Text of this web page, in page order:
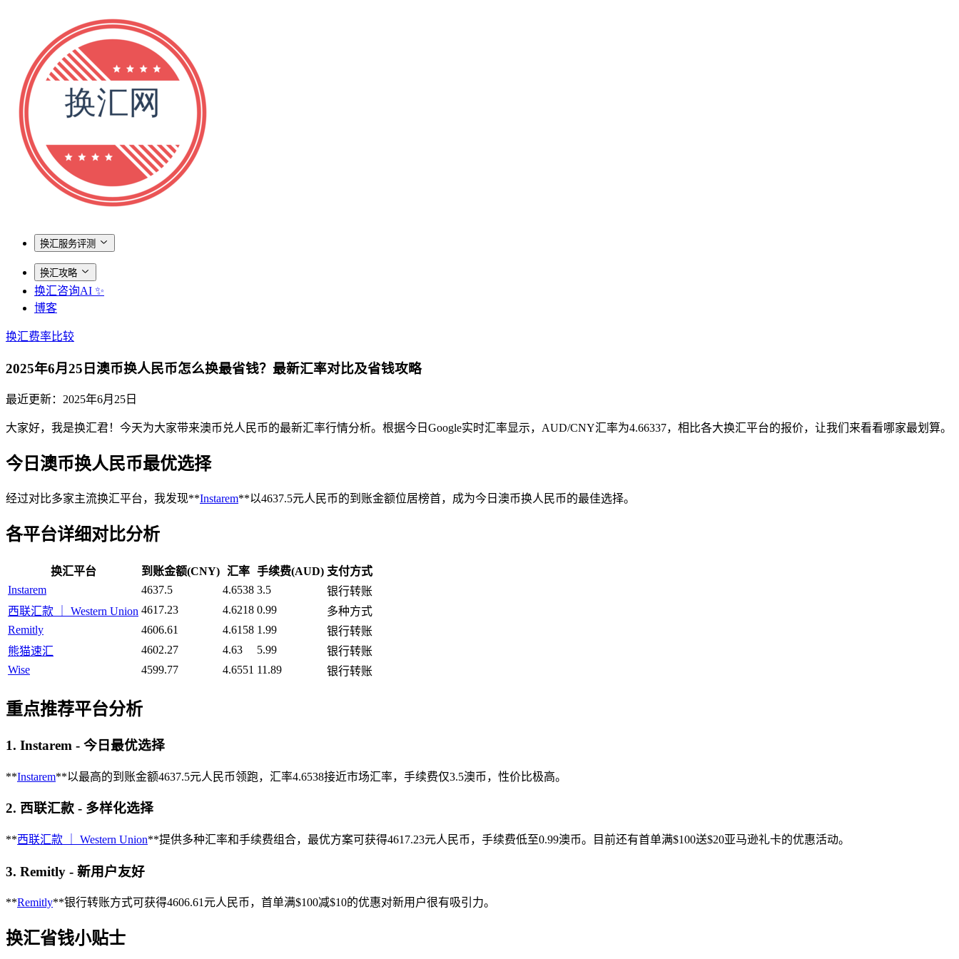
换汇服务评测
换汇攻略
换汇咨询AI ✨
博客
换汇费率比较
2025年6月25日澳币换人民币怎么换最省钱？最新汇率对比及省钱攻略
最近更新： 2025年6月25日
大家好，我是换汇君！今天为大家带来澳币兑人民币的最新汇率行情分析。根据今日Google实时汇率显示，AUD/CNY汇率为4.66337，相比各大换汇平台的报价，让我们来看看哪家最划算。
今日澳币换人民币最优选择
经过对比多家主流换汇平台，我发现**Instarem**以4637.5元人民币的到账金额位居榜首，成为今日澳币换人民币的最佳选择。
各平台详细对比分析
换汇平台 到账金额(CNY) 汇率 手续费(AUD) 支付方式
Instarem
4637.5 4.6538 3.5
银行转账
西联汇款 ｜ Western Union 4617.23 4.6218 0.99
多种方式
Remitly
4606.61 4.6158 1.99
银行转账
熊猫速汇
4602.27 4.63 5.99
银行转账
Wise
4599.77 4.6551 11.89 银行转账
重点推荐平台分析
1. Instarem - 今日最优选择
**Instarem**以最高的到账金额4637.5元人民币领跑，汇率4.6538接近市场汇率，手续费仅3.5澳币，性价比极高。
2. 西联汇款 - 多样化选择
**西联汇款 ｜ Western Union**提供多种汇率和手续费组合，最优方案可获得4617.23元人民币，手续费低至0.99澳币。目前还有首单满$100送$20亚马逊礼卡的优惠活动。
3. Remitly - 新用户友好
**Remitly**银行转账方式可获得4606.61元人民币，首单满$100减$10的优惠对新用户很有吸引力。
换汇省钱小贴士